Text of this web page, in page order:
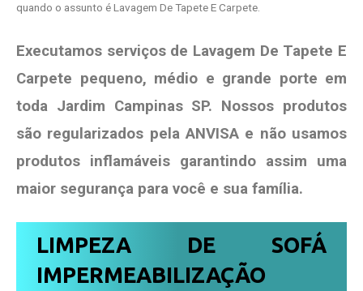
quando o assunto é Lavagem De Tapete E Carpete.
Executamos serviços de Lavagem De Tapete E
Carpete pequeno, médio e grande porte em
toda Jardim Campinas SP. Nossos produtos
são regularizados pela ANVISA e não usamos
produtos inflamáveis garantindo assim uma
maior segurança para você e sua família.
LIMPEZA DE SOFÁ
IMPERMEABILIZAÇÃO